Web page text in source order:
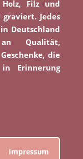
Filz und
Jedes
Deutschland
Qualität,
die
Erinnerung
Impressum